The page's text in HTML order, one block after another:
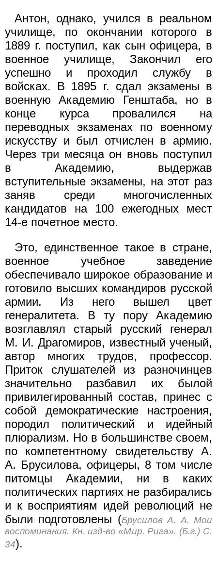
Антон, однако, учился в реальном
училище, по окончании ко­торого в
1889 г. поступил, как сын офицера, в
военное училище, Закончил его
успешно и проходил службу в
войсках. В 1895 г. сдал экзамены в
военную Академию Генштаба, но в
конце курса провалился на
переводных экзаменах по военному
искусству и был отчислен в армию.
Через три месяца он вновь поступил
в Академию, выдержав
вступительные экзамены, на этот раз
заняв среди многочисленных
кандидатов на 100 ежегодных мест
14-е почетное место.
Это, единственное такое в стране,
военное учебное заведение
обеспечивало широкое образование и
готовило высших команди­ров русской
армии. Из него вышел цвет
генералитета. В ту пору Академию
возглавлял старый русский генерал
М. И. Драгомиров, известный ученый,
автор многих трудов, профессор.
Приток слу­шателей из разночинцев
значительно разбавил их былой
привиле­гированный состав, принес с
собой демократические настроения,
породил политический и идейный
плюрализм. Но в большинстве своем,
по компетентному свидетельству А.
А. Брусилова, офицеры, 8 том числе
питомцы Академии, ни в каких
политических партиях не разбирались
и к восприятиям идей революций не
были под­готовлены (Брусилов А. А. Мои
воспоминания. Кн. изд-во «Мир. Рига». (Б.г.) С.
34).